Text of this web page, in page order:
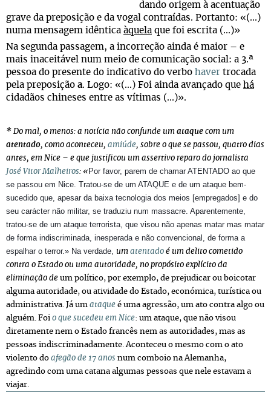
dando origem à acentuação
grave da preposição e da vogal contraídas. Portanto: «(...)
numa mensagem idêntica àquela que foi escrita (...)»
Na segunda passagem, a incorreção ainda é maior – e
mais inaceitável num meio de comunicação social: a 3.ª
pessoa do presente do indicativo do verbo haver trocada
pela preposição a. Logo: «(...) Foi ainda avançado que há
cidadãos chineses entre as vítimas (...)».
* Do mal, o menos: a notícia não confunde um ataque com um
atentado, como aconteceu, amiúde, sobre o que se passou, quatro dias
antes, em Nice – e que justificou um assertivo reparo do jornalista
José Vitor Malheiros: «Por favor, parem de chamar ATENTADO ao que
se passou em Nice. Tratou-se de um ATAQUE e de um ataque bem-
sucedido que, apesar da baixa tecnologia dos meios [empregados] e do
seu carácter não militar, se traduziu num massacre. Aparentemente,
tratou-se de um ataque terrorista, que visou não apenas matar mas matar
de forma indiscriminada, inesperada e não convencional, de forma a
espalhar o terror.» Na verdade, um atentado é um delito cometido
contra o Estado ou uma autoridade, no propósito explícito da
eliminação de um político, por exemplo, de prejudicar ou boicotar
alguma autoridade, ou atividade do Estado, económica, turística ou
administrativa. Já um ataque é uma agressão, um ato contra algo ou
alguém. Foi o que sucedeu em Nice: um ataque, que não visou
diretamente nem o Estado francês nem as autoridades, mas as
pessoas indiscriminadamente. Aconteceu o mesmo com o ato
violento do afegão de 17 anos num comboio na Alemanha,
agredindo com uma catana algumas pessoas que nele estavam a
viajar.